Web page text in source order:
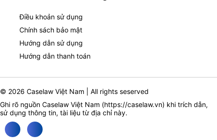
Điều khoản sử dụng
Chính sách bảo mật
Hướng dẫn sử dụng
Hướng dẫn thanh toán
© 2026 Caselaw Việt Nam | All rights seserved
Ghi rõ nguồn Caselaw Việt Nam (https://caselaw.vn) khi trích dẫn,
sử dụng thông tin, tài liệu từ địa chỉ này.